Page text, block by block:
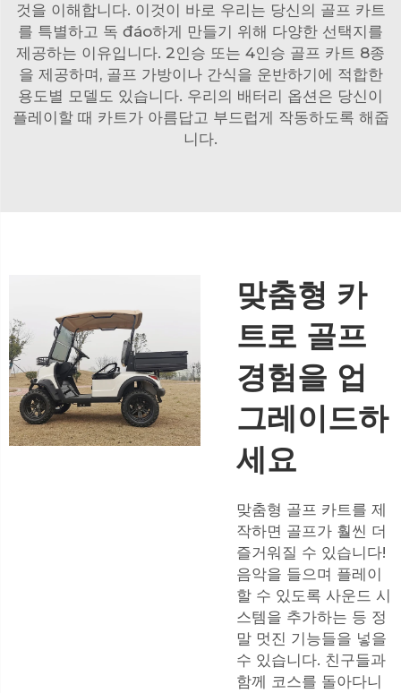
것을 이해합니다. 이것이 바로 우리는 당신의 골프 카트
를 특별하고 독 đáo하게 만들기 위해 다양한 선택지를
제공하는 이유입니다. 2인승 또는 4인승 골프 카트 8종
을 제공하며, 골프 가방이나 간식을 운반하기에 적합한
용도별 모델도 있습니다. 우리의 배터리 옵션은 당신이
플레이할 때 카트가 아름답고 부드럽게 작동하도록 해줍
니다.
맞춤형 카
트로 골프
경험을 업
그레이드하
세요
맞춤형 골프 카트를 제
작하면 골프가 훨씬 더
즐거워질 수 있습니다!
음악을 들으며 플레이
할 수 있도록 사운드 시
스템을 추가하는 등 정
말 멋진 기능들을 넣을
수 있습니다. 친구들과
함께 코스를 돌아다니